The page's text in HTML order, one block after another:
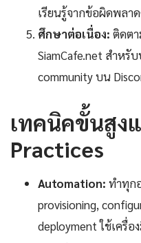
เรียนรู้จากข้อผิดพลา
ศึกษาต่อเนื่อง: ติดต
SiamCafe.net สำหรั
community บน
เทคนิคขั้นสูง
Practices
Automation: ทำทุก
provisioning,
deployment ใช้เครื่อ